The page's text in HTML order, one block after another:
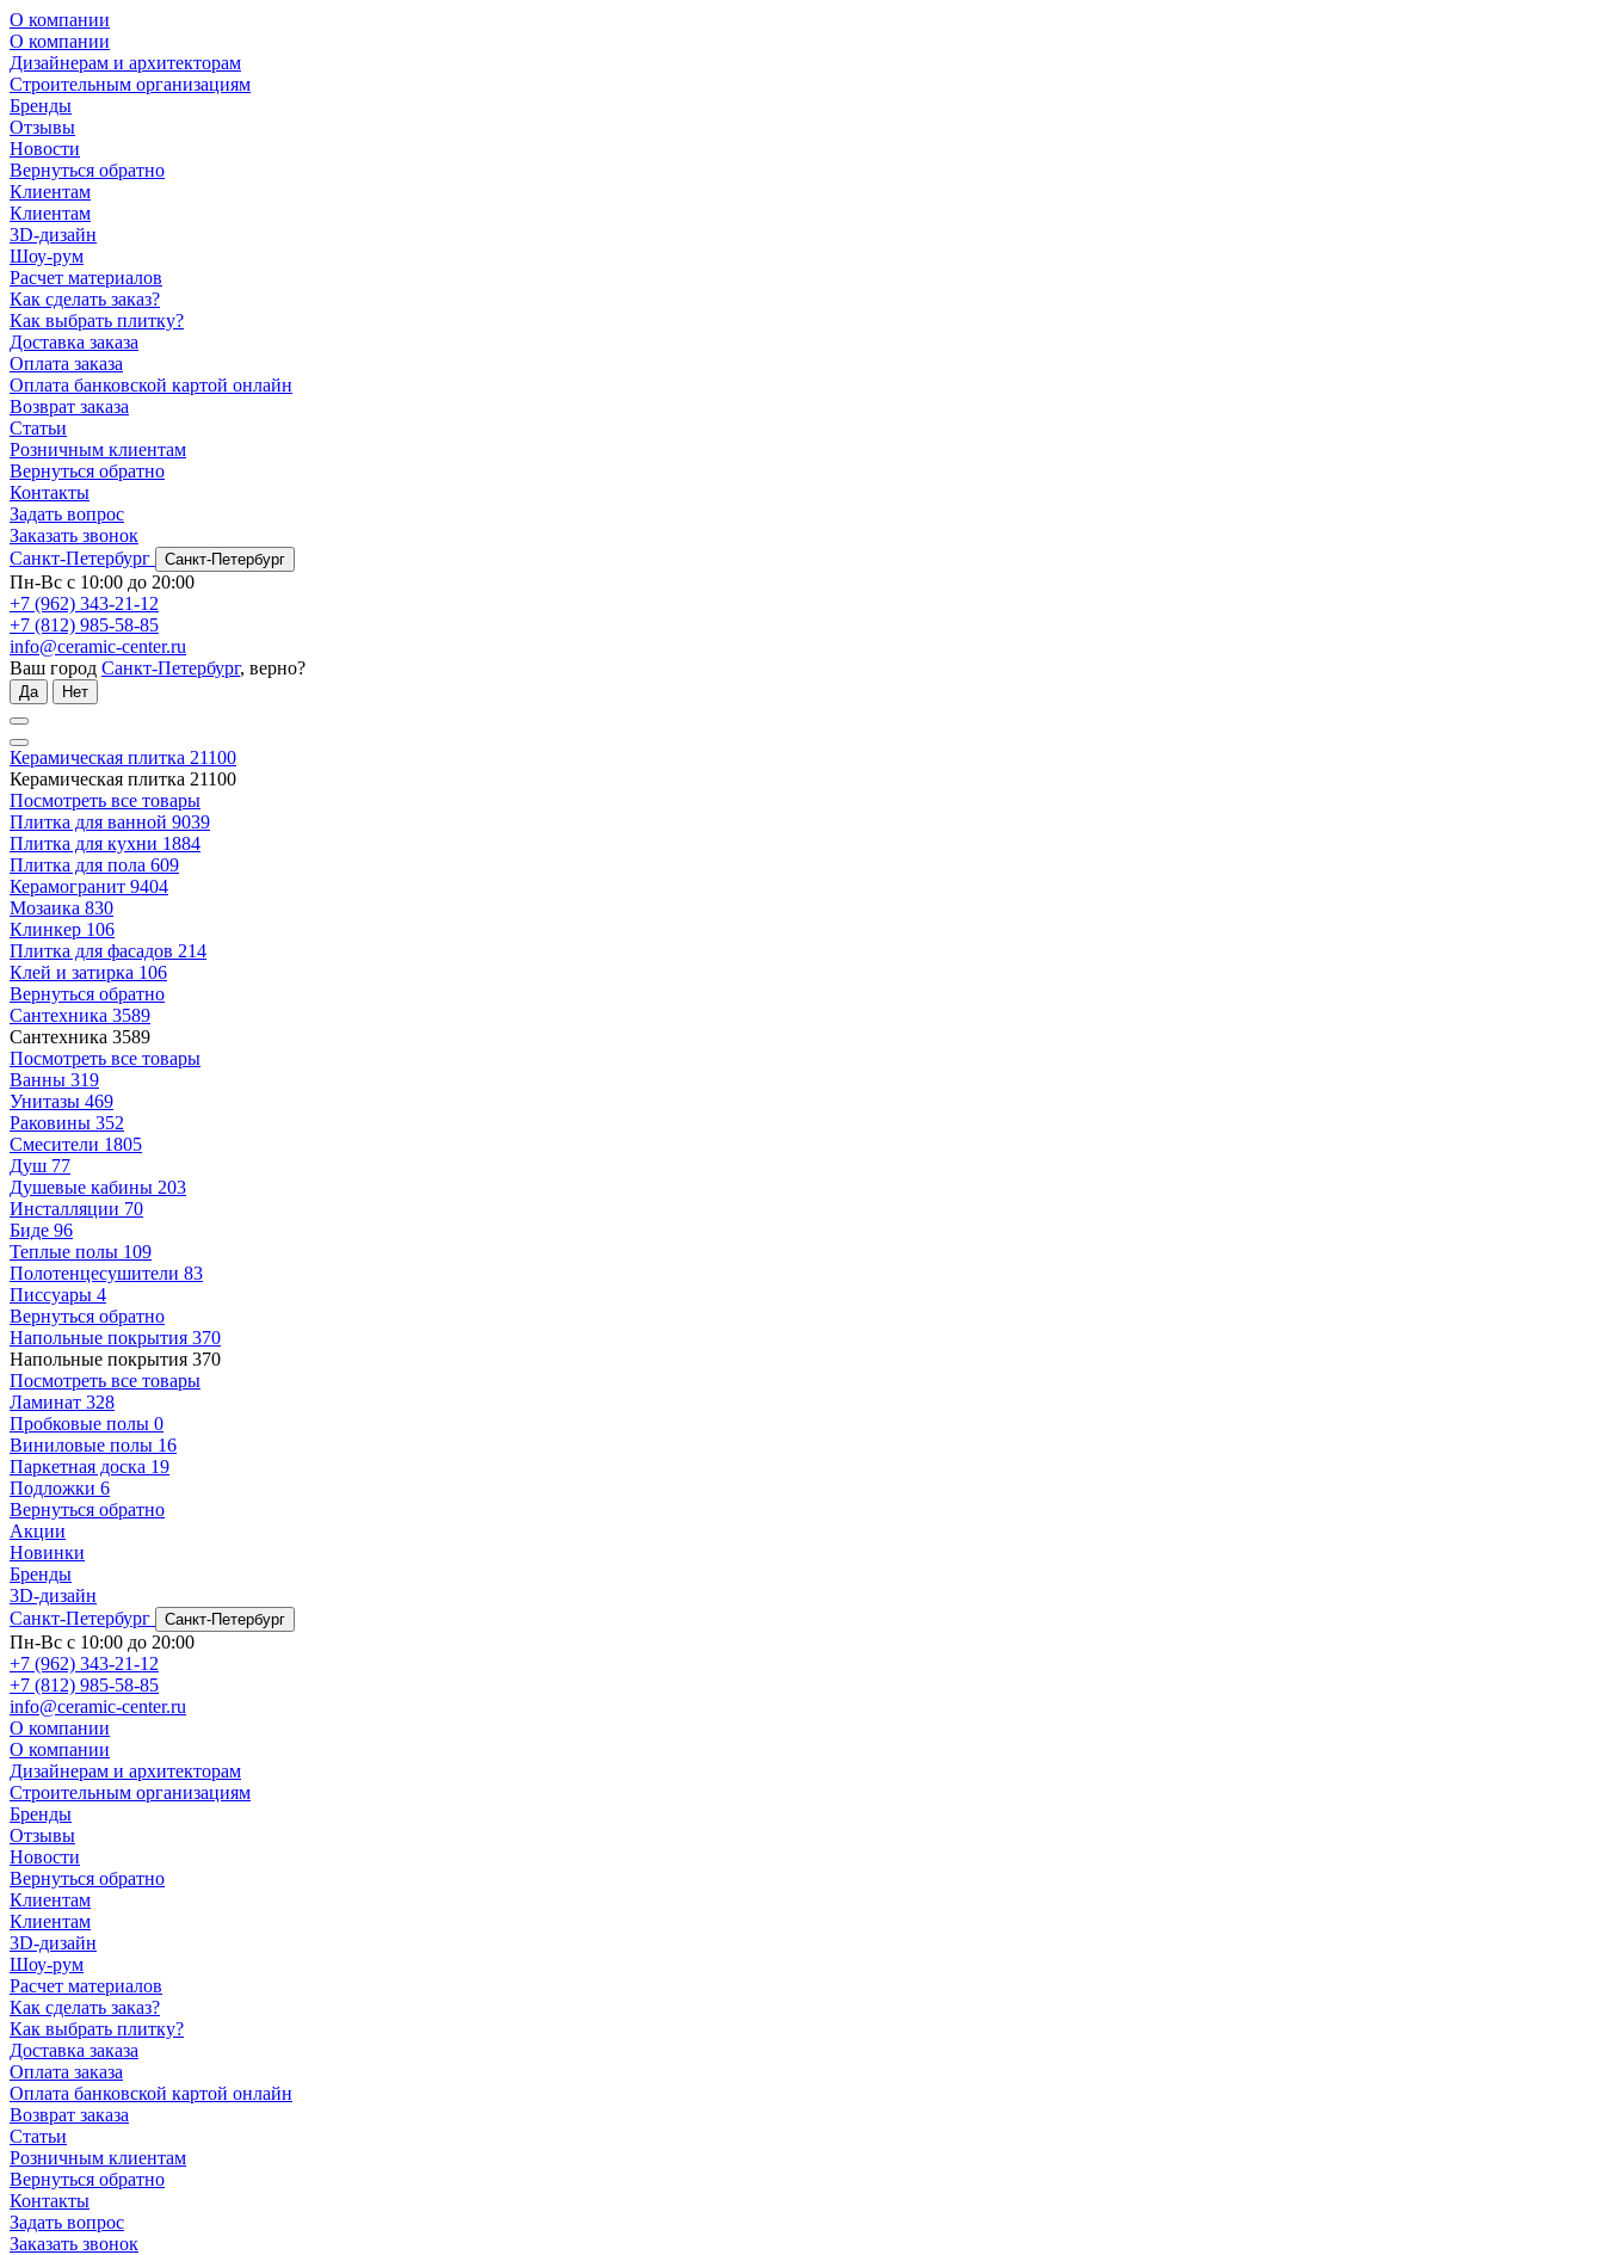
О компании
О компании
Дизайнерам и архитекторам
Строительным организациям
Бренды
Отзывы
Новости
Вернуться обратно
Клиентам
Клиентам
3D-дизайн
Шоу-рум
Расчет материалов
Как сделать заказ?
Как выбрать плитку?
Доставка заказа
Оплата заказа
Оплата банковской картой онлайн
Возврат заказа
Статьи
Розничным клиентам
Вернуться обратно
Контакты
Задать вопрос
Заказать звонок
Санкт-Петербург
Санкт-Петербург
Пн-Вс с 10:00 до 20:00
+7 (962) 343-21-12
+7 (812) 985-58-85
info@ceramic-center.ru
Ваш город Санкт-Петербург, верно?
Да Нет
Керамическая плитка 21100
Керамическая плитка 21100
Посмотреть все товары
Плитка для ванной 9039
Плитка для кухни 1884
Плитка для пола 609
Керамогранит 9404
Мозаика 830
Клинкер 106
Плитка для фасадов 214
Клей и затирка 106
Вернуться обратно
Сантехника 3589
Сантехника 3589
Посмотреть все товары
Ванны 319
Унитазы 469
Раковины 352
Смесители 1805
Душ 77
Душевые кабины 203
Инсталляции 70
Биде 96
Теплые полы 109
Полотенцесушители 83
Писсуары 4
Вернуться обратно
Напольные покрытия 370
Напольные покрытия 370
Посмотреть все товары
Ламинат 328
Пробковые полы 0
Виниловые полы 16
Паркетная доска 19
Подложки 6
Вернуться обратно
Акции
Новинки
Бренды
3D-дизайн
Санкт-Петербург
Санкт-Петербург
Пн-Вс с 10:00 до 20:00
+7 (962) 343-21-12
+7 (812) 985-58-85
info@ceramic-center.ru
О компании
О компании
Дизайнерам и архитекторам
Строительным организациям
Бренды
Отзывы
Новости
Вернуться обратно
Клиентам
Клиентам
3D-дизайн
Шоу-рум
Расчет материалов
Как сделать заказ?
Как выбрать плитку?
Доставка заказа
Оплата заказа
Оплата банковской картой онлайн
Возврат заказа
Статьи
Розничным клиентам
Вернуться обратно
Контакты
Задать вопрос
Заказать звонок